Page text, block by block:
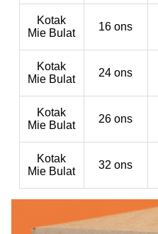
Kotak
Mie Bulat
16 ons
Kotak
Mie Bulat
24 ons
Kotak
Mie Bulat
26 ons
Kotak
Mie Bulat
32 ons